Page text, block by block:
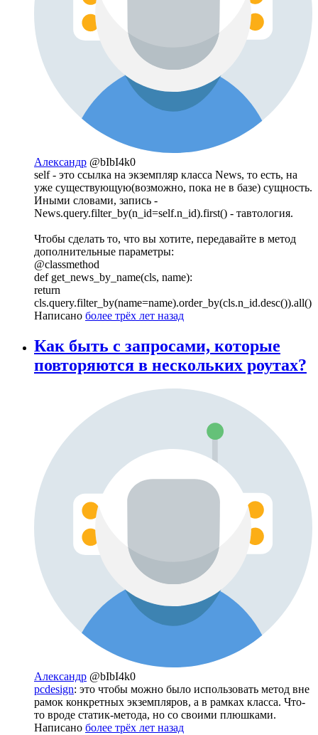
Александр @bIbI4k0
self - это ссылка на экземпляр класса News, то есть, на
уже существующую(возможно, пока не в базе) сущность.
Иными словами, запись -
News.query.filter_by(n_id=self.n_id).first() - тавтология.
Чтобы сделать то, что вы хотите, передавайте в метод
дополнительные параметры:
@classmethod
def get_news_by_name(cls, name):
return
cls.query.filter_by(name=name).order_by(cls.n_id.desc()).all()
Написано более трёх лет назад
Как быть с запросами, которые
повторяются в нескольких роутах?
Александр @bIbI4k0
pcdesign: это чтобы можно было использовать метод вне
рамок конкретных экземпляров, а в рамках класса. Что-
то вроде статик-метода, но со своими плюшками.
Написано более трёх лет назад